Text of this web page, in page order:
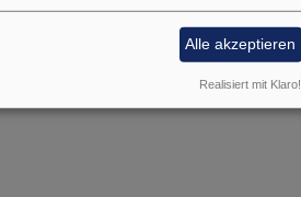
Alle akzeptieren
Realisiert mit Klaro!